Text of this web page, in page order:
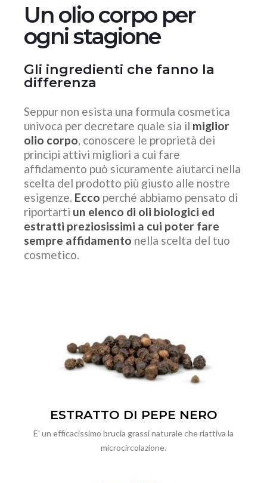
Un olio corpo per
ogni stagione
Gli ingredienti che fanno la
differenza
Seppur non esista una formula cosmetica
univoca per decretare quale sia il miglior
olio corpo , conoscere le proprietà dei
principi attivi migliori a cui fare
affidamento può sicuramente aiutarci nella
scelta del prodotto più giusto alle nostre
esigenze. Ecco perché abbiamo pensato di
riportarti un elenco di oli biologici ed
estratti preziosissimi a cui poter fare
sempre affidamento nella scelta del tuo
cosmetico.
ESTRATTO DI PEPE NERO
E' un efficacissimo brucia grassi naturale che riattiva la
microcircolazione.